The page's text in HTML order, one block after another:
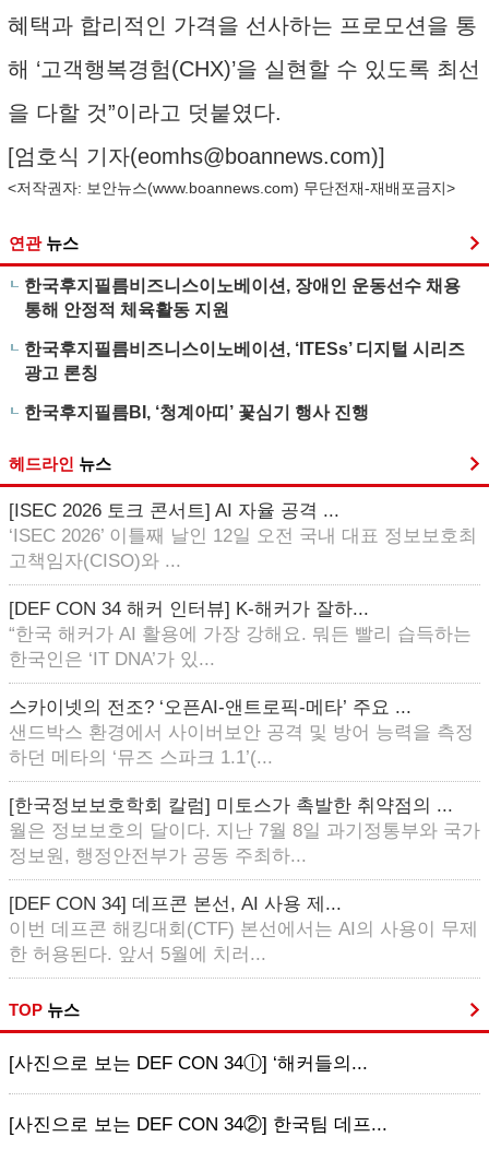
혜택과 합리적인 가격을 선사하는 프로모션을 통
해 ‘고객행복경험(CHX)’을 실현할 수 있도록 최선
을 다할 것”이라고 덧붙였다.
[엄호식 기자(eomhs@boannews.com)]
<저작권자: 보안뉴스(www.boannews.com) 무단전재-재배포금지>
연관 뉴스
한국후지필름비즈니스이노베이션, 장애인 운동선수 채용
통해 안정적 체육활동 지원
한국후지필름비즈니스이노베이션, ‘ITESs’ 디지털 시리즈
광고 론칭
한국후지필름BI, ‘청계아띠’ 꽃심기 행사 진행
헤드라인 뉴스
[ISEC 2026 토크 콘서트] AI 자율 공격 ...
‘ISEC 2026’ 이틀째 날인 12일 오전 국내 대표 정보보호최
고책임자(CISO)와 ...
[DEF CON 34 해커 인터뷰] K-해커가 잘하...
“한국 해커가 AI 활용에 가장 강해요. 뭐든 빨리 습득하는
한국인은 ‘IT DNA’가 있...
스카이넷의 전조? ‘오픈AI-앤트로픽-메타’ 주요 ...
샌드박스 환경에서 사이버보안 공격 및 방어 능력을 측정
하던 메타의 ‘뮤즈 스파크 1.1’(...
[한국정보보호학회 칼럼] 미토스가 촉발한 취약점의 ...
월은 정보보호의 달이다. 지난 7월 8일 과기정통부와 국가
정보원, 행정안전부가 공동 주최하...
[DEF CON 34] 데프콘 본선, AI 사용 제...
이번 데프콘 해킹대회(CTF) 본선에서는 AI의 사용이 무제
한 허용된다. 앞서 5월에 치러...
TOP 뉴스
[사진으로 보는 DEF CON 34ⓛ] ‘해커들의...
[사진으로 보는 DEF CON 34②] 한국팀 데프...